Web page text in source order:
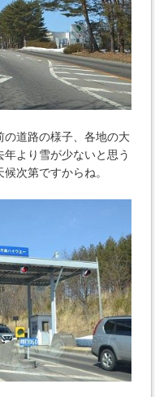
の道路の様子、各地の大
より雪が少ないと思う
次第ですからね。